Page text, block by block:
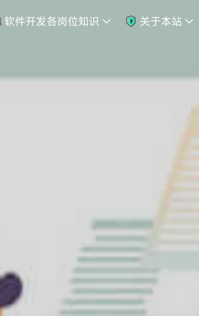
软件开发各岗位知识 关于本站